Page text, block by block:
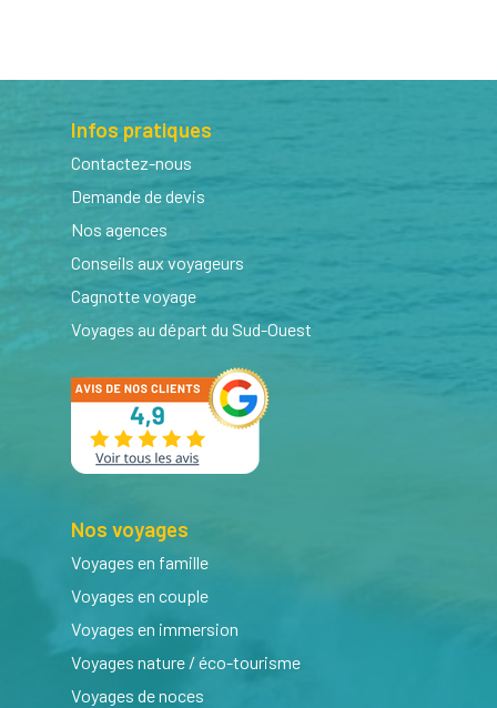
Infos pratiques
Contactez-nous
Demande de devis
Nos agences
Conseils aux voyageurs
Cagnotte voyage
Voyages au départ du Sud-Ouest
Nos voyages
Voyages en famille
Voyages en couple
Voyages en immersion
Voyages nature / éco-tourisme
Voyages de noces